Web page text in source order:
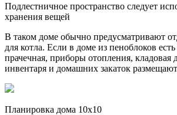
Подлестничное пространство следует
хранения вещей
В таком доме обычно предусматривают
для котла. Если в доме из пеноблоков
прачечная, приборы отопления, кладовая
инвентаря и домашних закаток
Планировка дома 10х10